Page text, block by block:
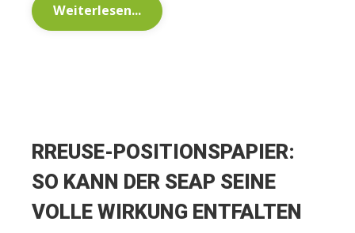
Weiterlesen...
RREUSE-POSITIONSPAPIER:
SO KANN DER SEAP SEINE
VOLLE WIRKUNG ENTFALTEN